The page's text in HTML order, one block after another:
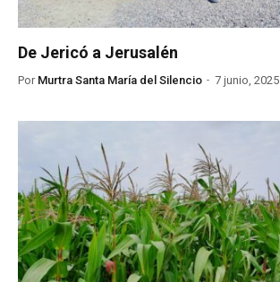
De Jericó a Jerusalén
Por Murtra Santa María del Silencio 7 junio, 2025